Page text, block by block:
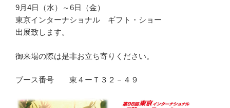
9月4日（水）～6日（金）
東京インターナショナル ギフト・ショー
出展致します。
御来場の際は是非お立ち寄りください。
ブース番号 東４ーＴ３２－４９